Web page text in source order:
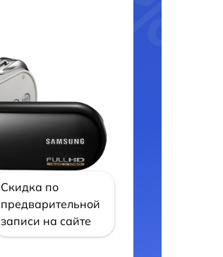
Скидка по
предварительной
записи на сайте